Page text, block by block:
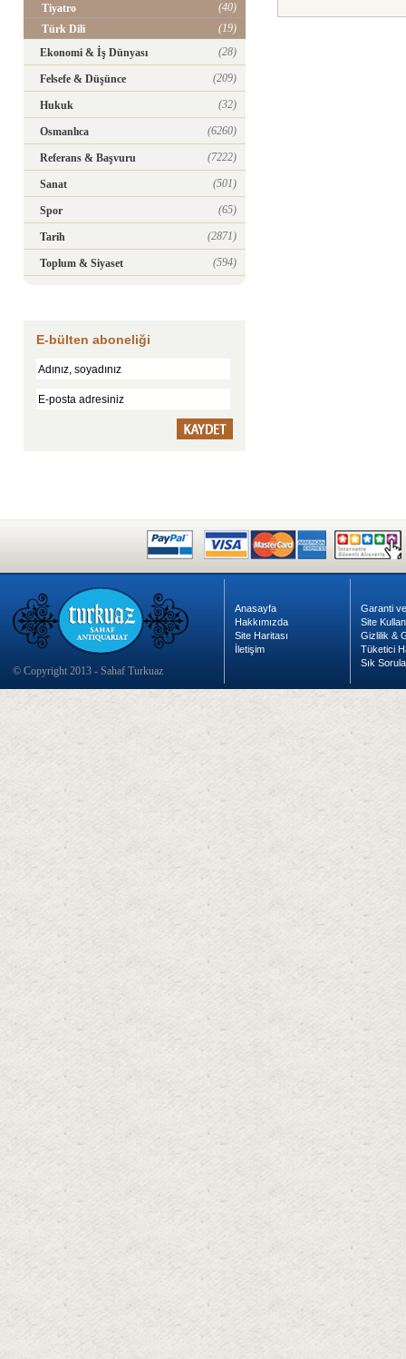
Tiyatro
(40)
Türk Dili
(19)
Ekonomi & İş Dünyası
(28)
Felsefe & Düşünce (209)
Hukuk (32)
Osmanlıca (6260)
Referans & Başvuru (7222)
Sanat (501)
Spor (65)
Tarih (2871)
Toplum & Siyaset (594)
E-bülten aboneliği
© Copyright 2013 - Sahaf Turkuaz
Anasayfa
Hakkımızda
Site Haritası
İletişim
Garanti
Site
Gizlilik &
Tüketici
Sık